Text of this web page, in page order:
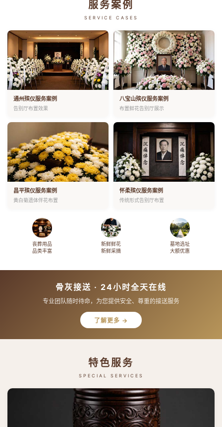
服务案例
SERVICE CASES
通州殡仪服务案例
告别厅布置效果
八宝山殡仪服务案例
布置鲜花告别厅展示
昌平殡仪服务案例
黄白菊遗体伴花布置
怀柔殡仪服务案例
传统形式告别厅布置
丧葬用品
品类丰富
新鲜鲜花
新鲜采摘
墓地选址
大额优惠
骨灰接送 · 24小时全天在线
专业团队随时待命，为您提供安全、尊重的接送服务
了解更多 →
特色服务
SPECIAL SERVICES